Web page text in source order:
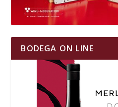
BODEGA ON LINE